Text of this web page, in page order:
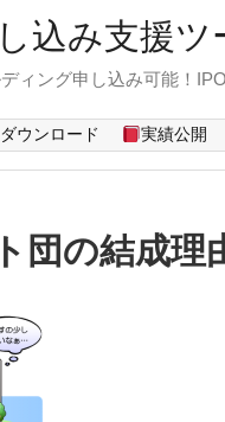
込み支援ツ
ィング申し込み可能！
ダウンロード 実績公開
団の結成理